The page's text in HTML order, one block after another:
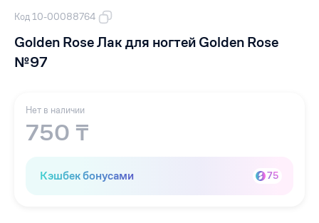
Код 10-00088764
Golden Rose Лак для ногтей Golden Rose
№97
Нет в наличии
750 ₸
Кэшбек бонусами 75